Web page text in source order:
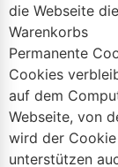
die Webseite
Warenkorbs
Permanente
Cookies
auf dem
Webseite, von
wird der
unterstützen